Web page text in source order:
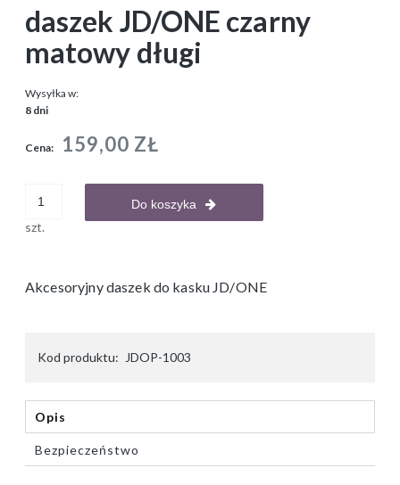
daszek JD/ONE czarny
matowy długi
Wysyłka w:
8 dni
Cena: 159,00 ZŁ
szt.
Do koszyka
Akcesoryjny daszek do kasku JD/ONE
Kod produktu: JDOP-1003
Opis
Bezpieczeństwo